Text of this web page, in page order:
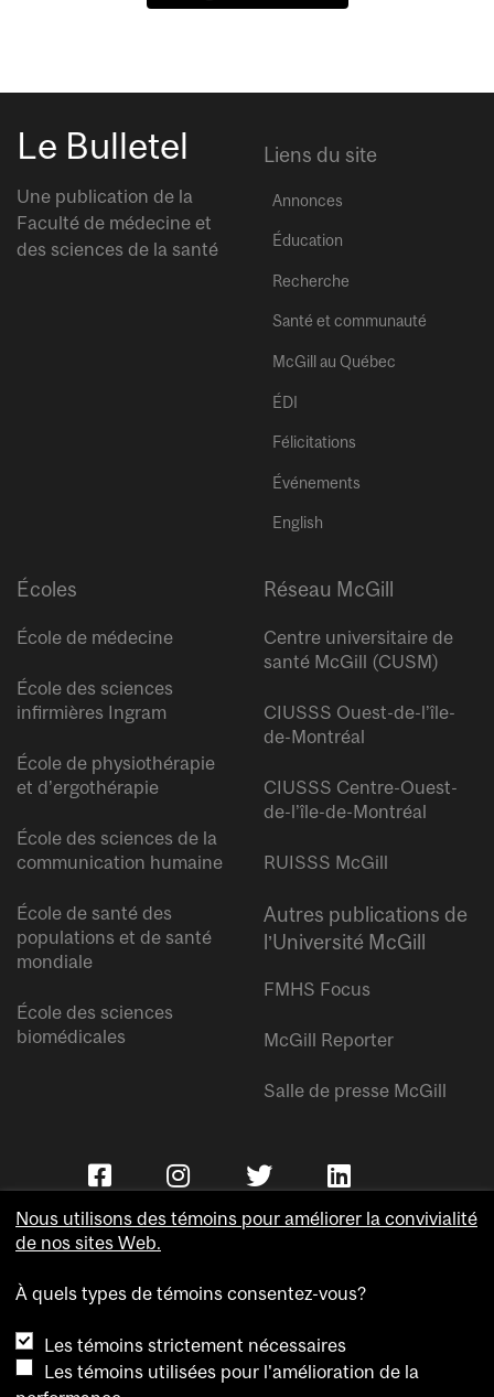
Le Bulletel
Une publication de la
Faculté de médecine et
des sciences de la santé
Liens du site
Annonces
Éducation
Recherche
Santé et communauté
McGill au Québec
ÉDI
Félicitations
Événements
English
Écoles
École de médecine
École des sciences
infirmières Ingram
École de physiothérapie
et d’ergothérapie
École des sciences de la
communication humaine
École de santé des
populations et de santé
mondiale
École des sciences
biomédicales
Réseau McGill
Centre universitaire de
santé McGill (CUSM)
CIUSSS Ouest-de-l’île-
de-Montréal
CIUSSS Centre-Ouest-
de-l’île-de-Montréal
RUISSS McGill
Autres publications de
l’Université McGill
FMHS Focus
McGill Reporter
Salle de presse McGill
Accessibilité
Confidentialité
Nous utilisons des témoins pour améliorer la convivialité
de nos sites Web.
À quels types de témoins consentez-vous?
Les témoins strictement nécessaires
Les témoins utilisées pour l'amélioration de la